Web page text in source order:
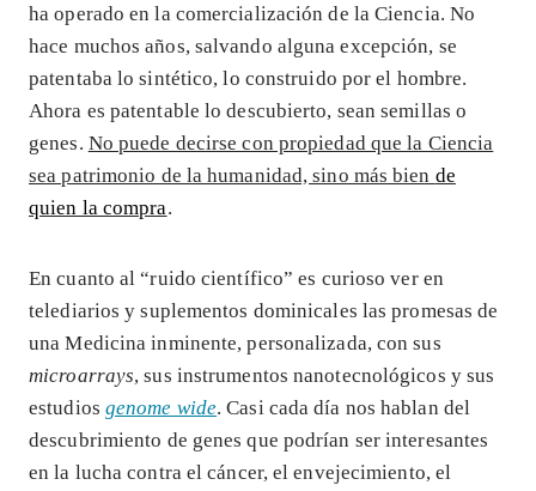
ha operado en la comercialización de la Ciencia. No
hace muchos años, salvando alguna excepción, se
patentaba lo sintético, lo construido por el hombre.
Ahora es patentable lo descubierto, sean semillas o
genes. No puede decirse con propiedad que la Ciencia
sea patrimonio de la humanidad, sino más bien de
quien la compra.
En cuanto al “ruido científico” es curioso ver en
telediarios y suplementos dominicales las promesas de
una Medicina inminente, personalizada, con sus
microarrays, sus instrumentos nanotecnológicos y sus
estudios genome wide. Casi cada día nos hablan del
descubrimiento de genes que podrían ser interesantes
en la lucha contra el cáncer, el envejecimiento, el